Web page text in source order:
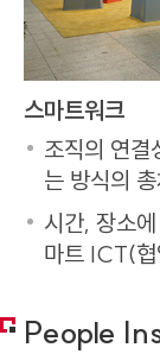
스마트워크
조직의 연결
는 방식의
시간, 장소
마트 ICT(
People